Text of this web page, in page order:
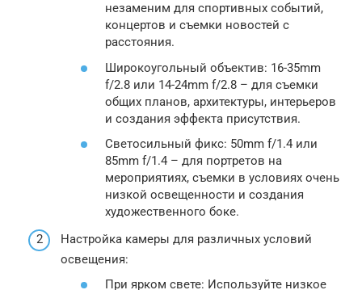
незаменим для спортивных событий,
концертов и съемки новостей с
расстояния.
Широкоугольный объектив: 16-35mm
f/2.8 или 14-24mm f/2.8 – для съемки
общих планов, архитектуры, интерьеров
и создания эффекта присутствия.
Светосильный фикс: 50mm f/1.4 или
85mm f/1.4 – для портретов на
мероприятиях, съемки в условиях очень
низкой освещенности и создания
художественного боке.
Настройка камеры для различных условий
освещения:
При ярком свете: Используйте низкое